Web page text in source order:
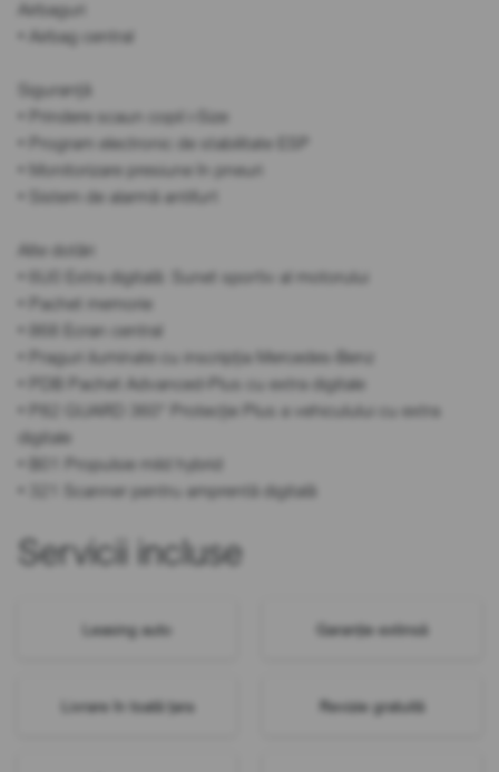
Airbaguri
• Airbag central
Siguranță
• Prindere scaun copil i-Size
• Program electronic de stabilitate ESP
• Monitorizare presiune în pneuri
• Sistem de alarmă antifurt
Alte dotări
• 6U0 Extra digitală: Sunet sportiv al motorului
• Pachet memorie
• 868 Ecran central
• Praguri iluminate cu inscripția Mercedes-Benz
• PDB Pachet Advanced-Plus cu extra digitale
• P82 GUARD 360° Protecție Plus a vehiculului cu extra
digitale
• B01 Propulsie mild hybrid
• 321 Scanner pentru amprentă digitală
Servicii incluse
Leasing auto Garanție extinsă
Livrare în toată țara Revizie gratuită